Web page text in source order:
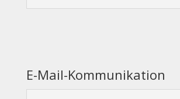
E-Mail-Kommunikation